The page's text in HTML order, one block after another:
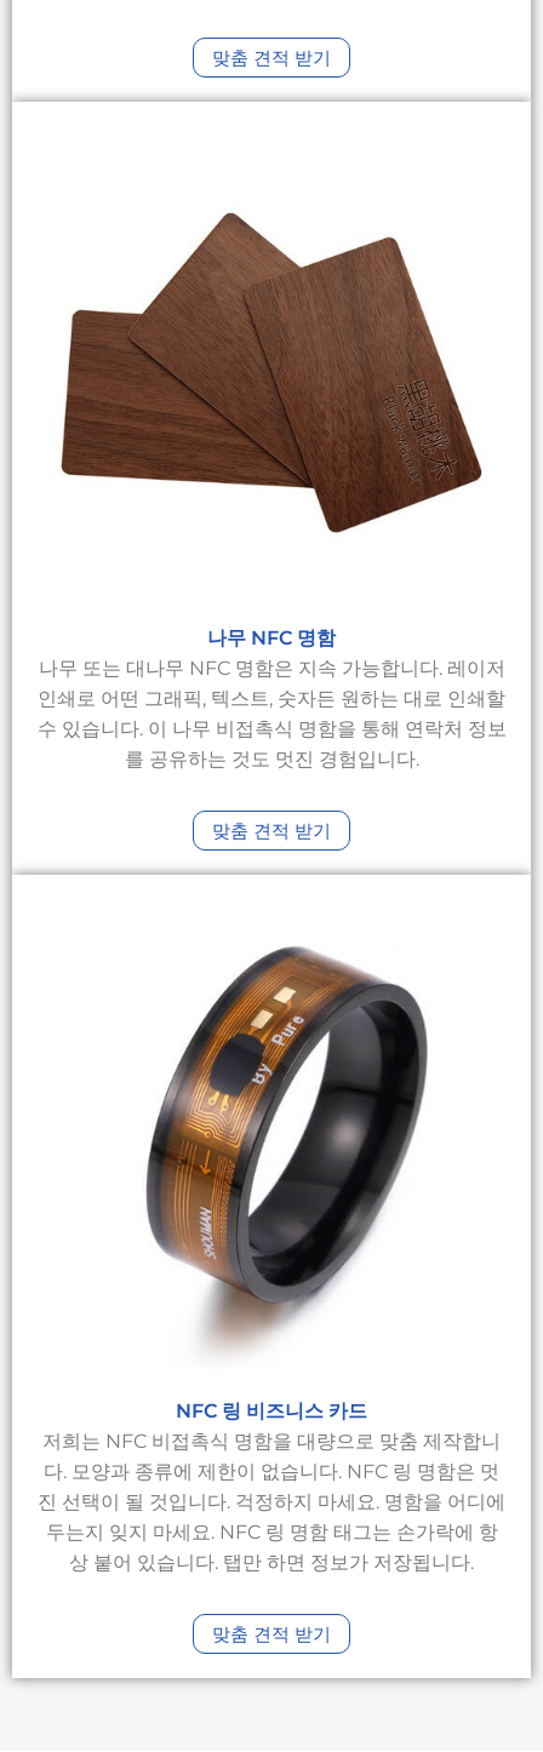
맞춤 견적 받기
나무 NFC 명함
나무 또는 대나무 NFC 명함은 지속 가능합니다. 레이저
인쇄로 어떤 그래픽, 텍스트, 숫자든 원하는 대로 인쇄할
수 있습니다. 이 나무 비접촉식 명함을 통해 연락처 정보
를 공유하는 것도 멋진 경험입니다.
맞춤 견적 받기
NFC 링 비즈니스 카드
저희는 NFC 비접촉식 명함을 대량으로 맞춤 제작합니
다. 모양과 종류에 제한이 없습니다. NFC 링 명함은 멋
진 선택이 될 것입니다. 걱정하지 마세요. 명함을 어디에
두는지 잊지 마세요. NFC 링 명함 태그는 손가락에 항
상 붙어 있습니다. 탭만 하면 정보가 저장됩니다.
맞춤 견적 받기